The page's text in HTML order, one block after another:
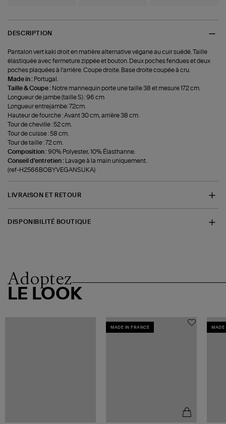
DESCRIPTION
Pantalon vert kaki droit en matière alternative végane au cuir suédé. Taille
élastiquée avec fermeture zippée et bouton. Deux poches fendues et deux
poches plaquées à l'arrière. Coupe droite. Base droite coupée à cru.
Made in : Portugal.
Taille & Coupe : Notre mannequin porte une taille 38 et mesure 172 cm.
Longueur de jambe (taille S) : 96 cm
Longueur entrejambe: 72cm.
Hauteur de fourche : Avant 30 cm, arrière 38 cm.
Tour de cheville : 52 cm.
Tour de cuisse : 58 cm.
Tour de taille : 72 cm.
Composition : 90% Polyester, 10% Élasthanne.
Conseil d'entretien :
Lavage à la main uniquement.
(ref-H2566BOBYVEGANSUKA)
LIVRAISON ET RETOUR
DISPONIBILITÉ BOUTIQUE
Adoptez
LE LOOK
MADE IN FRANCE MADE